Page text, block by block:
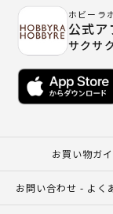
ホビーラ
公式ア
サクサ
お買い物ガ
お問い合わせ - よく